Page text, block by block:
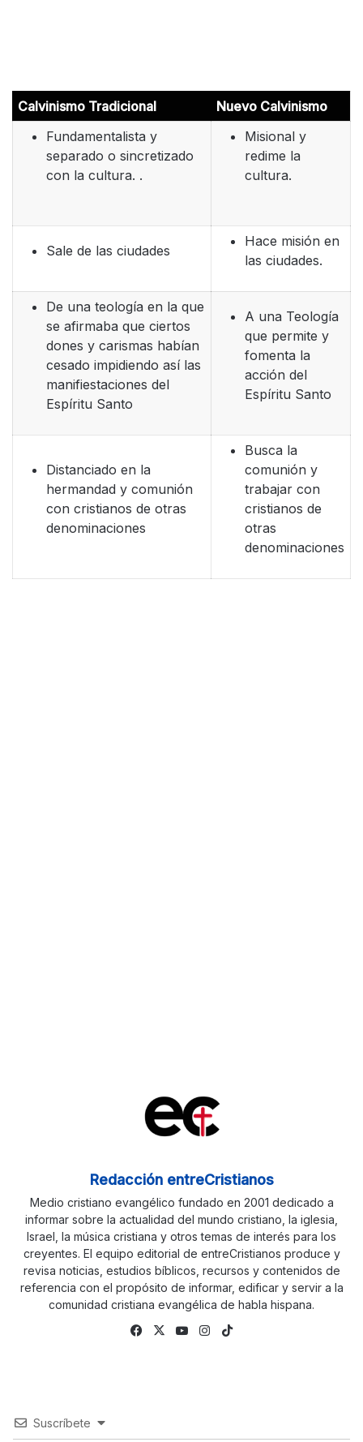
Calvinismo Tradicional
Nuevo Calvinismo
Fundamentalista y
separado o sincretizado
con la cultura. .
Misional y
redime la
cultura.
Sale de las ciudades
Hace misión en
las ciudades.
De una teología en la que
se afirmaba que ciertos
dones y carismas habían
cesado impidiendo así las
manifiestaciones del
Espíritu Santo
A una Teología
que permite y
fomenta la
acción del
Espíritu Santo
Distanciado en la
hermandad y comunión
con cristianos de otras
denominaciones
Busca la
comunión y
trabajar con
cristianos de
otras
denominaciones
Redacción entreCristianos
Medio cristiano evangélico fundado en 2001 dedicado a
informar sobre la actualidad del mundo cristiano, la iglesia,
Israel, la música cristiana y otros temas de interés para los
creyentes. El equipo editorial de entreCristianos produce y
revisa noticias, estudios bíblicos, recursos y contenidos de
referencia con el propósito de informar, edificar y servir a la
comunidad cristiana evangélica de habla hispana.
Fa
X
Yo
Ins
Suscríbete